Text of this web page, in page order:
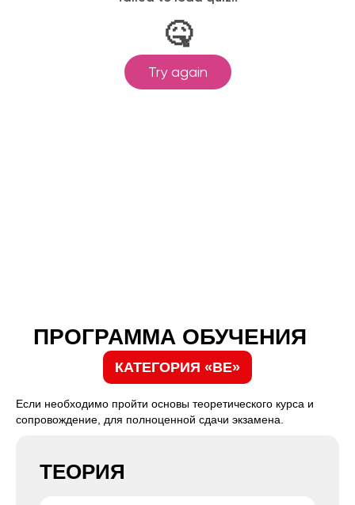
ПРОГРАММА ОБУЧЕНИЯ
КАТЕГОРИЯ «BE»
Если необходимо пройти основы теоретического курса и
сопровождение, для полноценной сдачи экзамена.
ТЕОРИЯ